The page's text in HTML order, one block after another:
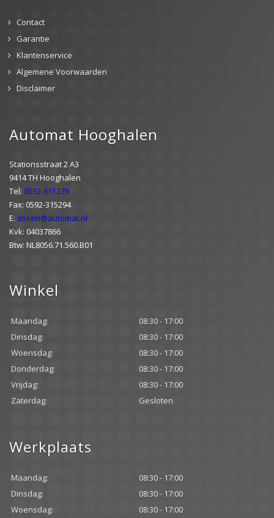
Contact
Garantie
Klantenservice
Algemene Voorwaarden
Disclaimer
Automat Hooghalen
Stationsstraat 2 A3
9414 TH Hooghalen
Tel: 0592-315279
Fax: 0592-315294
E: assen@automat.nl
Kvk: 04037866
Btw: NL8056.71.560.B01
Winkel
Maandag:
08:30 - 17:00
Dinsdag:
08:30 - 17:00
Woensdag:
08:30 - 17:00
Donderdag:
08:30 - 17:00
Vrijdag:
08:30 - 17:00
Zaterdag:
Gesloten
Werkplaats
Maandag:
08:30 - 17:00
Dinsdag:
08:30 - 17:00
Woensdag:
08:30 - 17:00